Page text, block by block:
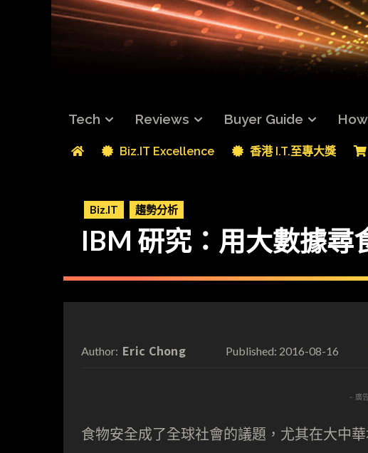
Tech Reviews Buyer Guide
Biz.IT Excellence 香港 I.T.至專大獎
Biz.IT 趨勢分析
IBM 研究：用大數據尋
Author: Eric Chong Published: 2016-08-16
- 廣
食物安全成了全球社會的議題，尤其在大中